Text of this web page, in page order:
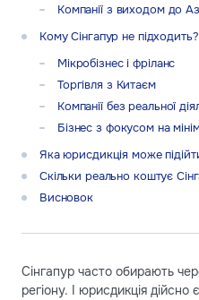
Компанії з виходом до
Кому Сінгапур не підходить?
Мікробізнес і фріланс
Торгівля з Китаєм
Компанії без реальної
Бізнес з фокусом на
Яка юрисдикція може
Скільки реально коштує
Висновок
Сінгапур часто обирають
регіону. І юрисдикція